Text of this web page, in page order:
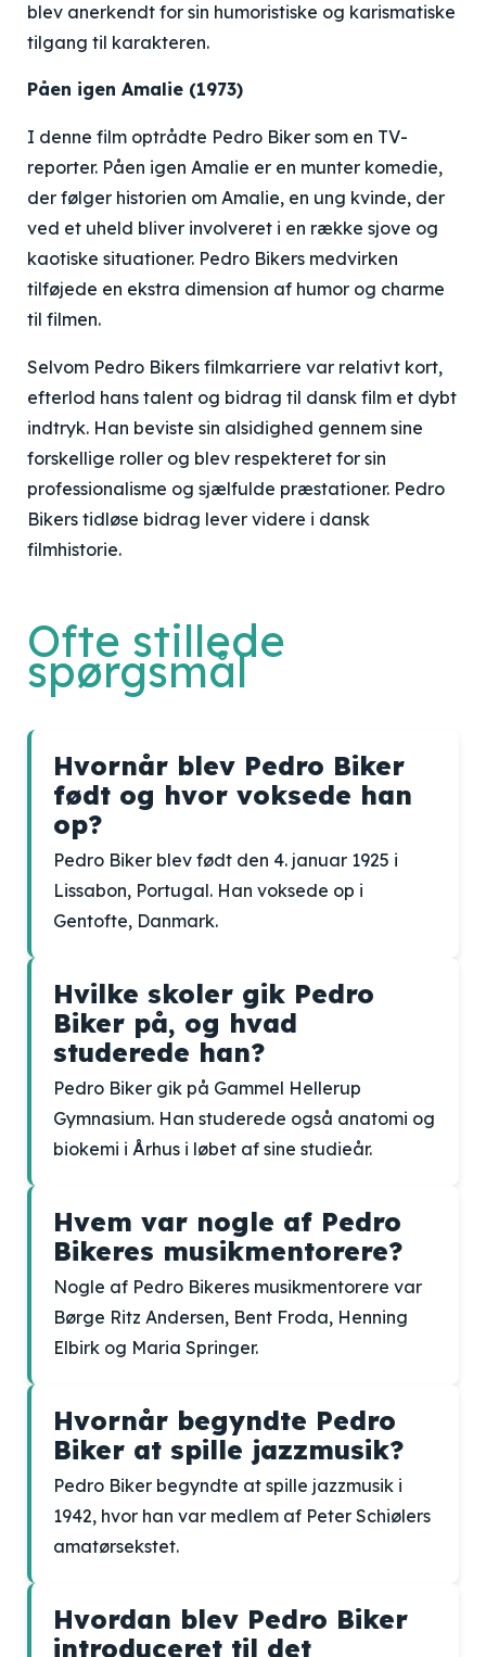
blev anerkendt for sin humoristiske og karismatiske
tilgang til karakteren.
Påen igen Amalie (1973)
I denne film optrådte Pedro Biker som en TV-
reporter. Påen igen Amalie er en munter komedie,
der følger historien om Amalie, en ung kvinde, der
ved et uheld bliver involveret i en række sjove og
kaotiske situationer. Pedro Bikers medvirken
tilføjede en ekstra dimension af humor og charme
til filmen.
Selvom Pedro Bikers filmkarriere var relativt kort,
efterlod hans talent og bidrag til dansk film et dybt
indtryk. Han beviste sin alsidighed gennem sine
forskellige roller og blev respekteret for sin
professionalisme og sjælfulde præstationer. Pedro
Bikers tidløse bidrag lever videre i dansk
filmhistorie.
Ofte stillede
spørgsmål
Hvornår blev Pedro Biker
født og hvor voksede han
op?
Pedro Biker blev født den 4. januar 1925 i
Lissabon, Portugal. Han voksede op i
Gentofte, Danmark.
Hvilke skoler gik Pedro
Biker på, og hvad
studerede han?
Pedro Biker gik på Gammel Hellerup
Gymnasium. Han studerede også anatomi og
biokemi i Århus i løbet af sine studieår.
Hvem var nogle af Pedro
Bikeres musikmentorere?
Nogle af Pedro Bikeres musikmentorere var
Børge Ritz Andersen, Bent Froda, Henning
Elbirk og Maria Springer.
Hvornår begyndte Pedro
Biker at spille jazzmusik?
Pedro Biker begyndte at spille jazzmusik i
1942, hvor han var medlem af Peter Schiølers
amatørsekstet.
Hvordan blev Pedro Biker
introduceret til det